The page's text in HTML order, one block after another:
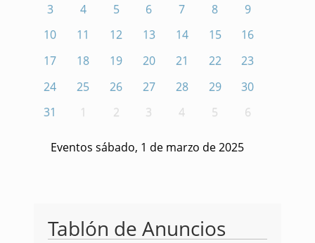
3
4 5 6 7 8
9
10
11 12 13 14 15
16
17
18 19 20 21 22
23
24
25 26 27 28 29
30
31
1 2 3 4 5 6
Eventos sábado, 1 de marzo de 2025
Tablón de Anuncios